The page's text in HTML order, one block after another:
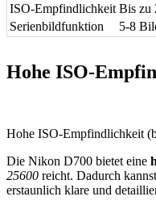
ISO-Empfindlichkeit Bis zu
Serienbildfunktion
5-8
Hohe ISO-
Hohe ISO-Empfindlichkeit
Die Nikon D700 bietet eine
25600 reicht. Dadurch
erstaunlich klare und